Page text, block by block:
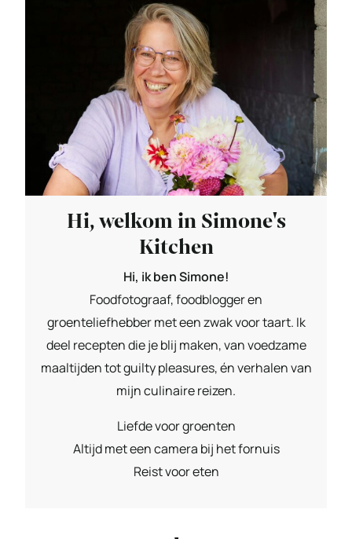
Hi, welkom in Simone's
Kitchen
Hi, ik ben Simone!
Foodfotograaf, foodblogger en
groenteliefhebber met een zwak voor taart. Ik
deel recepten die je blij maken, van voedzame
maaltijden tot guilty pleasures, én verhalen van
mijn culinaire reizen.
Liefde voor groenten
Altijd met een camera bij het fornuis
Reist voor eten